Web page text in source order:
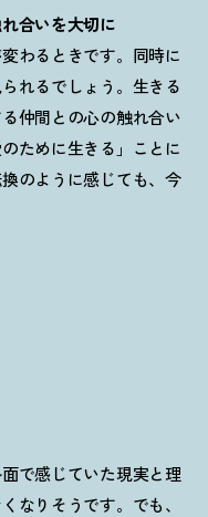
合いを大切に
わるときです。同時に
れるでしょう。生きる
仲間との心の触れ合い
ために生きる」ことに
のように感じても、今
で感じていた現実と理
なりそうです。でも、